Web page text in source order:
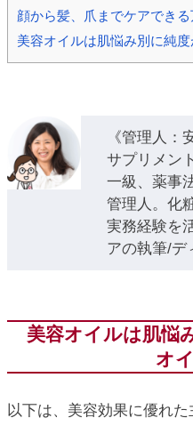
顔から髪、爪までケアでき
美容オイルは肌悩み別に純
《管理人：
サプリメン
一級、薬事
管理人。化
実務経験を
アの執筆/デ
美容オイルは肌悩
オ
以下は、美容効果に優れ